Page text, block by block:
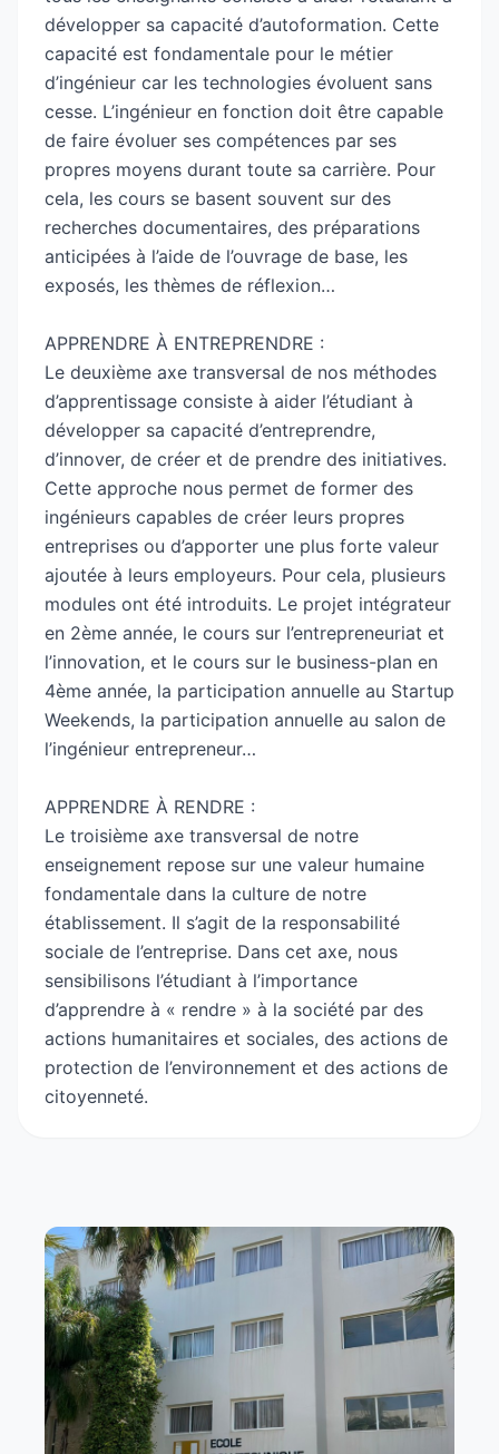
développer sa capacité d’autoformation. Cette
capacité est fondamentale pour le métier
d’ingénieur car les technologies évoluent sans
cesse. L’ingénieur en fonction doit être capable
de faire évoluer ses compétences par ses
propres moyens durant toute sa carrière. Pour
cela, les cours se basent souvent sur des
recherches documentaires, des préparations
anticipées à l’aide de l’ouvrage de base, les
exposés, les thèmes de réflexion…
APPRENDRE À ENTREPRENDRE :
Le deuxième axe transversal de nos méthodes
d’apprentissage consiste à aider l’étudiant à
développer sa capacité d’entreprendre,
d’innover, de créer et de prendre des initiatives.
Cette approche nous permet de former des
ingénieurs capables de créer leurs propres
entreprises ou d’apporter une plus forte valeur
ajoutée à leurs employeurs. Pour cela, plusieurs
modules ont été introduits. Le projet intégrateur
en 2ème année, le cours sur l’entrepreneuriat et
l’innovation, et le cours sur le business-plan en
4ème année, la participation annuelle au Startup
Weekends, la participation annuelle au salon de
l’ingénieur entrepreneur…
APPRENDRE À RENDRE :
Le troisième axe transversal de notre
enseignement repose sur une valeur humaine
fondamentale dans la culture de notre
établissement. Il s’agit de la responsabilité
sociale de l’entreprise. Dans cet axe, nous
sensibilisons l’étudiant à l’importance
d’apprendre à « rendre » à la société par des
actions humanitaires et sociales, des actions de
protection de l’environnement et des actions de
citoyenneté.